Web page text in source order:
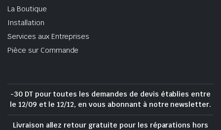
La Boutique
Installation
Services aux Entreprises
Pièce sur Commande
-30 DT pour toutes les demandes de devis établies entre
le 12/09 et le 12/12, en vous abonnant à notre newsletter.
Livraison allez retour gratuite pour les réparations hors